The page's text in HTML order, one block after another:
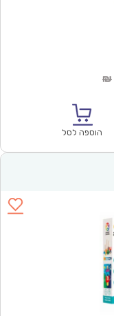
₪
הוספה לסל